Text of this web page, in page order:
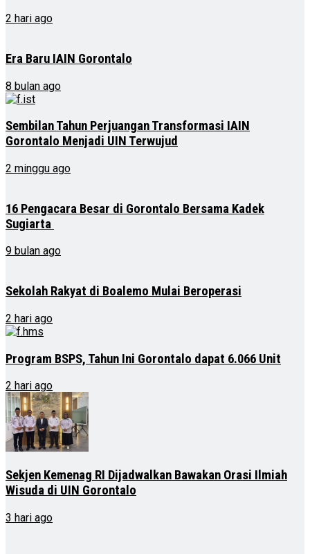
2 hari ago
Era Baru IAIN Gorontalo
8 bulan ago
Sembilan Tahun Perjuangan Transformasi IAIN
Gorontalo Menjadi UIN Terwujud
2 minggu ago
16 Pengacara Besar di Gorontalo Bersama Kadek
Sugiarta
9 bulan ago
Sekolah Rakyat di Boalemo Mulai Beroperasi
2 hari ago
Program BSPS, Tahun Ini Gorontalo dapat 6.066 Unit
2 hari ago
Sekjen Kemenag RI Dijadwalkan Bawakan Orasi Ilmiah
Wisuda di UIN Gorontalo
3 hari ago